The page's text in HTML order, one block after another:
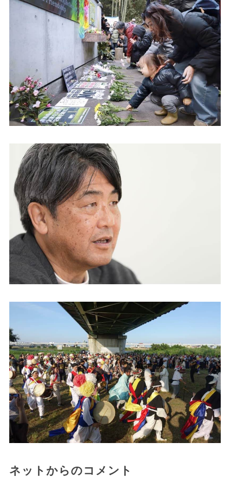
ネットからのコメント